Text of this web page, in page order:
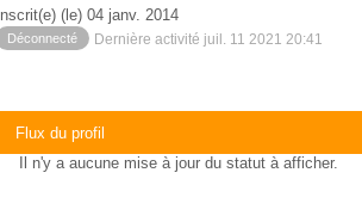
Inscrit(e) (le) 04 janv. 2014
Déconnecté Dernière activité juil. 11 2021 20:41
Flux du profil
Il n'y a aucune mise à jour du statut à afficher.